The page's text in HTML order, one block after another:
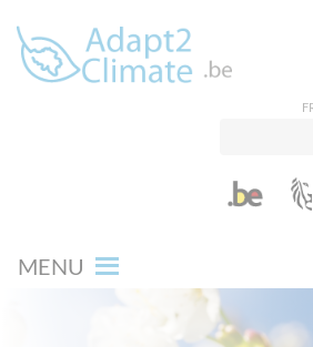
MENU